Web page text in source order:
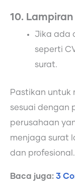
10. Lampiran
Jika ada
seperti
surat.
Pastikan untuk
sesuai dengan
perusahaan
menjaga surat
dan profesional.
Baca juga: 3